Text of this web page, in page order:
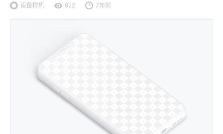
设备样机 922 7年前